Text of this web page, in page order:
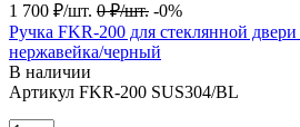
1 700 ₽/шт. 0 ₽/шт. -0%
Ручка FKR-200 для стеклянной
нержавейка/черный
В наличии
Артикул FKR-200 SUS304/BL